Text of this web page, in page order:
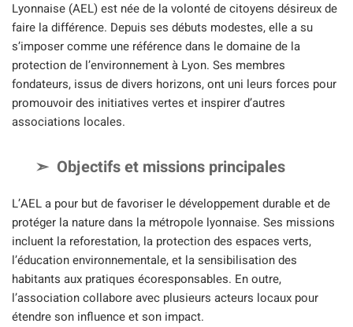
Lyonnaise (AEL) est née de la volonté de citoyens désireux de
faire la différence. Depuis ses débuts modestes, elle a su
s’imposer comme une référence dans le domaine de la
protection de l’environnement à Lyon. Ses membres
fondateurs, issus de divers horizons, ont uni leurs forces pour
promouvoir des initiatives vertes et inspirer d’autres
associations locales.
Objectifs et missions principales
L’AEL a pour but de favoriser le développement durable et de
protéger la nature dans la métropole lyonnaise. Ses missions
incluent la reforestation, la protection des espaces verts,
l’éducation environnementale, et la sensibilisation des
habitants aux pratiques écoresponsables. En outre,
l’association collabore avec plusieurs acteurs locaux pour
étendre son influence et son impact.